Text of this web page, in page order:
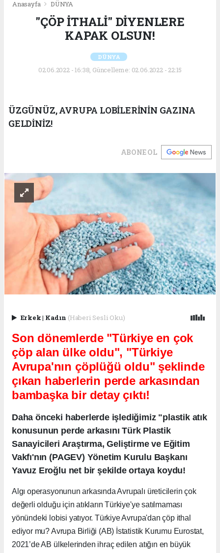
Anasayfa DÜNYA
"ÇÖP İTHALİ" DİYENLERE
KAPAK OLSUN!
DÜNYA
02.06.2022 - 16:38, Güncelleme: 02.06.2022 - 22:15
ÜZGÜNÜZ, AVRUPA LOBİLERİNİN GAZINA
GELDİNİZ!
ABONE OL
Erkek| Kadın (Haberi Sesli Oku)
Son dönemlerde "Türkiye en çok
çöp alan ülke oldu", "Türkiye
Avrupa'nın çöplüğü oldu" şeklinde
çıkan haberlerin perde arkasından
bambaşka bir detay çıktı!
Daha önceki haberlerde işlediğimiz "plastik atık
konusunun perde arkasını Türk Plastik
Sanayicileri Araştırma, Geliştirme ve Eğitim
Vakfı'nın (PAGEV) Yönetim Kurulu Başkanı
Yavuz Eroğlu net bir şekilde ortaya koydu!
Algı operasyonunun arkasında Avrupalı üreticilerin çok
değerli olduğu için atıkların Türkiye'ye satılmaması
yönündeki lobisi yatıyor. Türkiye Avrupa'dan çöp ithal
ediyor mu? Avrupa Birliği (AB) İstatistik Kurumu Eurostat,
2021’de AB ülkelerinden ihraç edilen atığın en büyük